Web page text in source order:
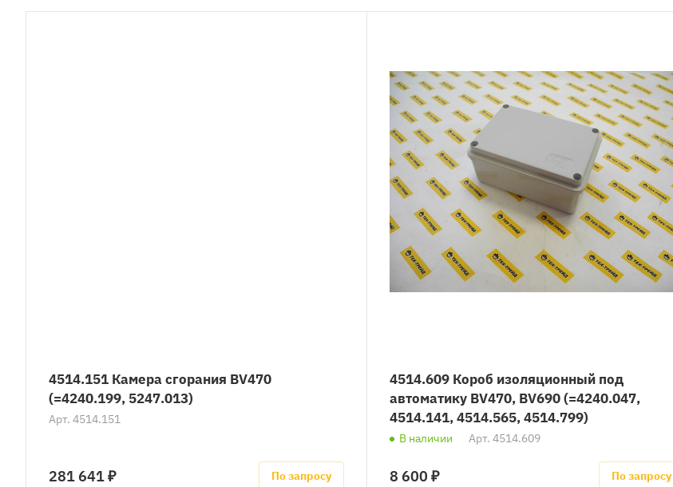
4514.151 Камера сгорания BV470
(=4240.199, 5247.013)
Арт. 4514.151
281 641 ₽ По запросу
4514.609 Короб изоляционный под
автоматику BV470, BV690 (=4240.047,
4514.141, 4514.565, 4514.799)
В наличии Арт. 4514.609
8 600 ₽ По запросу